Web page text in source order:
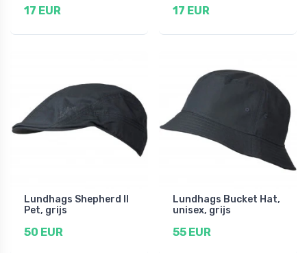
17 EUR 17 EUR
Lundhags Shepherd II
Pet, grijs
50 EUR
Lundhags Bucket Hat,
unisex, grijs
55 EUR